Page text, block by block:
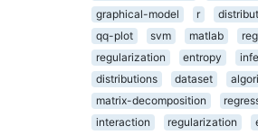
graphical-model
r
qq-plot
svm matlab
regularization
entropy
distributions
dataset
matrix-decomposition
interaction
regularization